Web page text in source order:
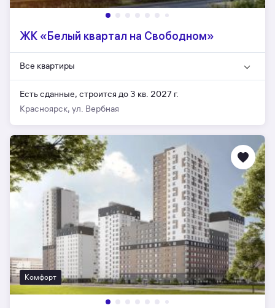
ЖК «Белый квартал на Свободном»
Все квартиры
Есть сданные, строится до 3 кв. 2027 г.
Красноярск, ул. Вербная
Комфорт